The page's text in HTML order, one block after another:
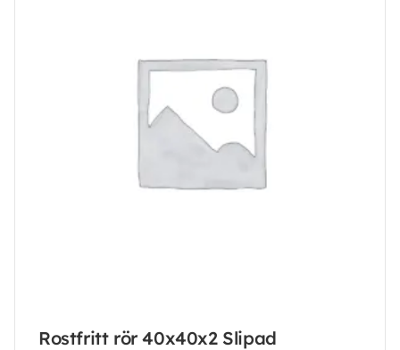
Rostfritt rör 40x40x2 Slipad